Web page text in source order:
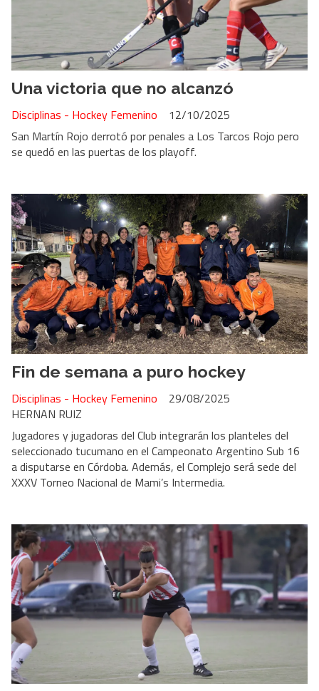
Una victoria que no alcanzó
Disciplinas - Hockey Femenino
12/10/2025
San Martín Rojo derrotó por penales a Los Tarcos Rojo pero
se quedó en las puertas de los playoff.
Fin de semana a puro hockey
HERNAN RUIZ
Disciplinas - Hockey Femenino 29/08/2025
Jugadores y jugadoras del Club integrarán los planteles del
seleccionado tucumano en el Campeonato Argentino Sub 16
a disputarse en Córdoba. Además, el Complejo será sede del
XXXV Torneo Nacional de Mami’s Intermedia.